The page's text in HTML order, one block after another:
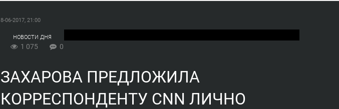
8-06-2017, 21:00
НОВОСТИ ДНЯ
1 075 0
ЗАХАРОВА ПРЕДЛОЖИЛА
КОРРЕСПОНДЕНТУ CNN ЛИЧНО